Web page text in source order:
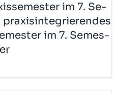
im 7. Se­
pra­xi­sin­te­grie­ren­des
im 7. Se­mes­